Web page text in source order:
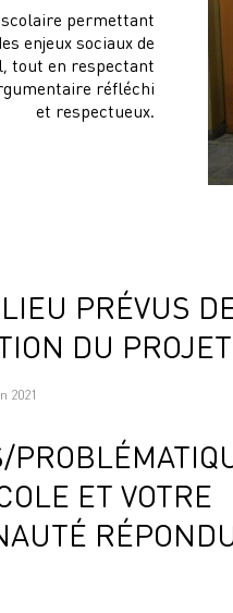
permettant
enjeux sociaux de
tout en respectant
réfléchi
et respectueux.
PRÉVUS
DU PROJET
2021
ET VOTRE